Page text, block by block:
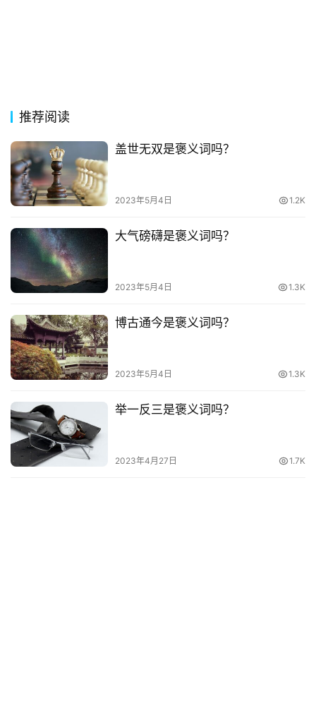
常
贺
词
网
络
热
词
电
影
台
词
他
词
语
推荐阅读
盖世无双是褒义词吗？
2023年5月4日 1.2K
大气磅礴是褒义词吗？
2023年5月4日 1.3K
博古通今是褒义词吗？
2023年5月4日 1.3K
举一反三是褒义词吗？
2023年4月27日 1.7K